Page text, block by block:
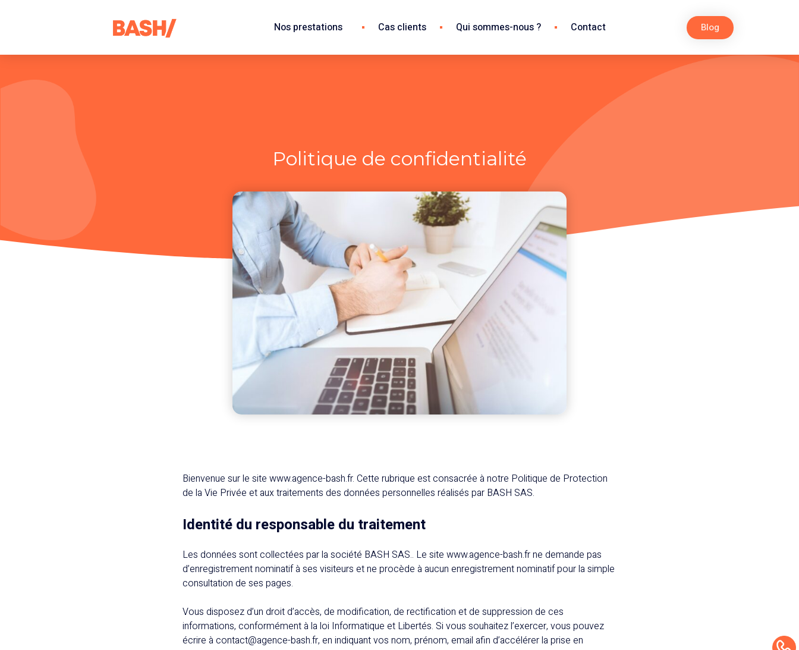
Nos prestations Cas clients Qui sommes-nous ? Contact Blog
Politique de confidentialité
Bienvenue sur le site www.agence-bash.fr. Cette rubrique est consacrée à notre Politique de Protection
de la Vie Privée et aux traitements des données personnelles réalisés par BASH SAS.
Identité du responsable du traitement
Les données sont collectées par la société BASH SAS.. Le site www.agence-bash.fr ne demande pas
d’enregistrement nominatif à ses visiteurs et ne procède à aucun enregistrement nominatif pour la simple
consultation de ses pages.
Vous disposez d’un droit d’accès, de modification, de rectification et de suppression de ces
informations, conformément à la loi Informatique et Libertés. Si vous souhaitez l’exercer, vous pouvez
écrire à contact@agence-bash.fr, en indiquant vos nom, prénom, email afin d’accélérer la prise en